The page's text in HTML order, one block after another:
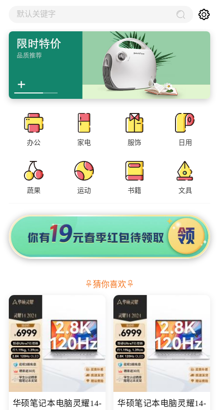
默认关键字
办公 家电 服饰 日用
蔬果 运动 书籍 文具
猜你喜欢
华硕笔记本电脑灵耀14-
华硕笔记本电脑灵耀14-